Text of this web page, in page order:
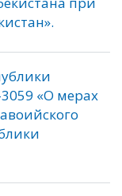
«О мерах